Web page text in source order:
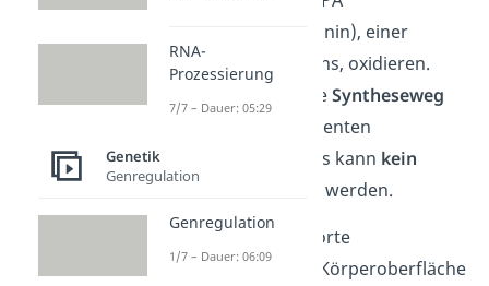
(Dihydroxyphenylalanin), einer
Vorstufe des Melanins, oxidieren.
Damit ist der weitereSyntheseweg
zu den Melaninpigmenten
unterbrochen
und es kann kein
Melanin hergestellt
werden.
Die Folge: Eine gestörte
Pigmentierung. Die Körperoberfläche
RNA-
Prozessierung
7/7 – Dauer: 05:29
Genetik
Genregulation
Genregulation
1/7 – Dauer: 06:09